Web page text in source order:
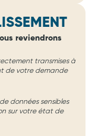
reviendrons
transmises à
de votre demande
données sensibles
sur votre état de